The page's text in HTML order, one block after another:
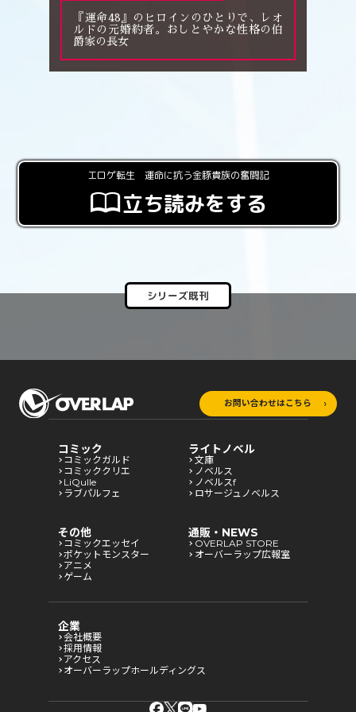
『運命48』のヒロインのひとりで、レオ
ルドの元婚約者。おしとやかな性格の伯
爵家の長女
エロゲ転生 運命に抗う金豚貴族の奮闘記
立ち読みをする
シリーズ既刊
お問い合わせはこちら
コミック
コミックガルド
コミッククリエ
LiQulle
ラブパルフェ
ライトノベル
文庫
ノベルス
ノベルスf
ロサージュノベルス
その他
コミックエッセイ
ポケットモンスター
アニメ
ゲーム
通販・NEWS
OVERLAP STORE
オーバーラップ広報室
企業
会社概要
採用情報
アクセス
オーバーラップホールディングス